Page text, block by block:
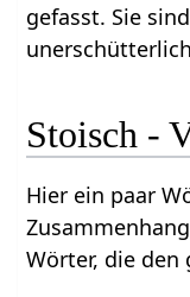
gefasst. Sie
Stoisch -
Hier ein paar
Wörter, die